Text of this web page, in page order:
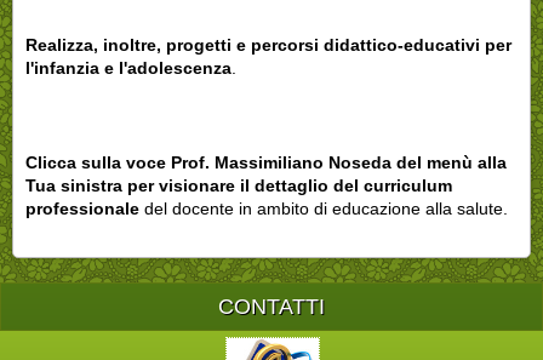
Realizza, inoltre, progetti e percorsi didattico-educativi per
l'infanzia e l'adolescenza
Clicca sulla voce Prof. Massimiliano Noseda del menù alla
Tua sinistra per visionare il dettaglio del curriculum
professionale del docente in ambito di educazione alla salute.
CONTATTI